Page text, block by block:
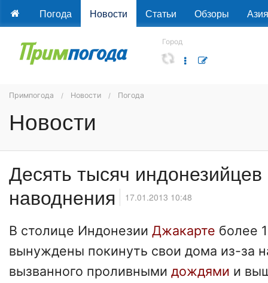
Погода Новости Статьи Обзоры Азия
Город
Примпогода Новости Погода
Новости
Десять тысяч
наводнения
17.01.2013 10:48
В столице Индонезии Джакарте более
вынуждены покинуть свои дома из-за
вызванного проливными дождями и